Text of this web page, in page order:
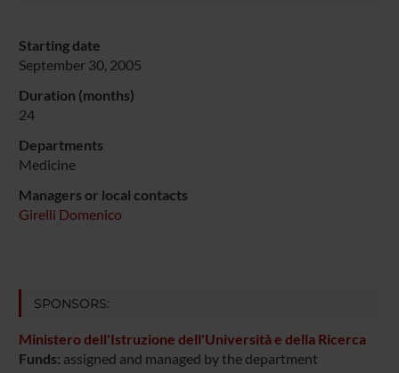
Starting date
September 30, 2005
Duration (months)
24
Departments
Medicine
Managers or local contacts
Girelli Domenico
SPONSORS:
Ministero dell'Istruzione dell'Università e della Ricerca
Funds: assigned and managed by the department